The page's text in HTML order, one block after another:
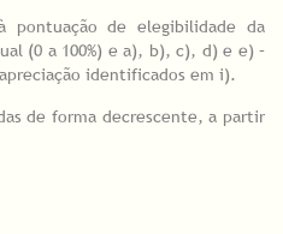
pontuação de elegibilidade da
(0 a 100%) e a), b), c), d) e e) –
identificados em i).
de forma decrescente, a partir